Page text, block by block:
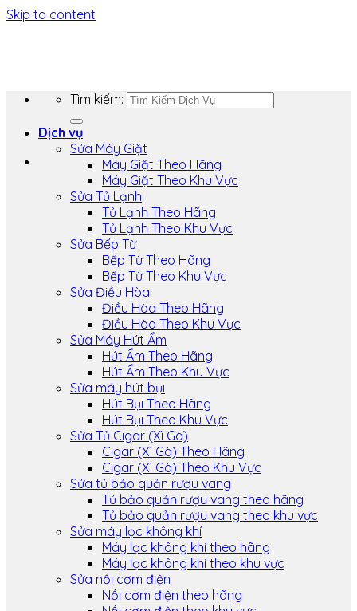
Skip to content
Tìm kiếm:
Dịch vụ
Sửa Máy Giặt
Máy Giặt Theo Hãng
Máy Giặt Theo Khu Vực
Sửa Tủ Lạnh
Tủ Lạnh Theo Hãng
Tủ Lạnh Theo Khu Vực
Sửa Bếp Từ
Bếp Từ Theo Hãng
Bếp Từ Theo Khu Vực
Sửa Điều Hòa
Điều Hòa Theo Hãng
Điều Hòa Theo Khu Vực
Sửa Máy Hút Ẩm
Hút Ẩm Theo Hãng
Hút Ẩm Theo Khu Vực
Sửa máy hút bụi
Hút Bụi Theo Hãng
Hút Bụi Theo Khu Vực
Sửa Tủ Cigar (Xì Gà)
Cigar (Xì Gà) Theo Hãng
Cigar (Xì Gà) Theo Khu Vực
Sửa tủ bảo quản rượu vang
Tủ bảo quản rượu vang theo hãng
Tủ bảo quản rượu vang theo khu vực
Sửa máy lọc không khí
Máy lọc không khí theo hãng
Máy lọc không khí theo khu vực
Sửa nồi cơm điện
Nồi cơm điện theo hãng